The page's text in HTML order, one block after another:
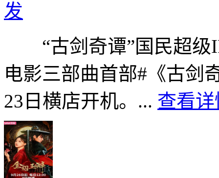
发
“古剑奇谭”国民超级
电影三部曲首部#《古剑
23日横店开机。... 查看详